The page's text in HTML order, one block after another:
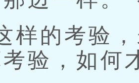
的考验，
验，如何